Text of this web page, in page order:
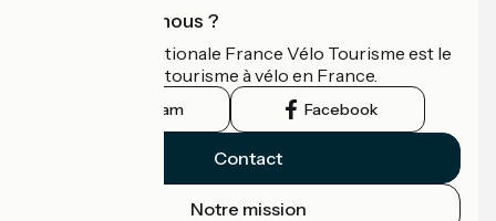
Qui sommes-nous ?
L'association nationale France Vélo Tourisme est le
guide officiel du tourisme à vélo en France.
Instagram Facebook
Contact
Notre mission